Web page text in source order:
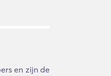
en zijn de